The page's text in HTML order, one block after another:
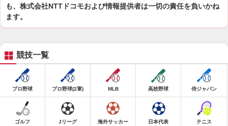
も、株式会社NTTドコモおよび情報提供者は一切の責任を負いかね
ます。
競技一覧
プロ野球 プロ野球(2軍) MLB 高校野球 侍ジャパン
ゴルフ Jリーグ 海外サッカー 日本代表 テニス